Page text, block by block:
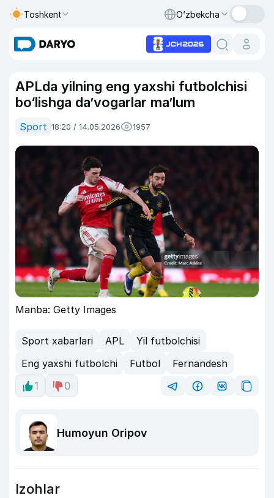
Toshkent O‘zbekcha
APLda yilning eng yaxshi futbolchisi
bo‘lishga da’vogarlar ma’lum
Sport 18:20 / 14.05.2026 1957
Manba: Getty Images
Sport xabarlari APL
Yil futbolchisi
Eng yaxshi futbolchi
Futbol
Fernandesh
1
0
Humoyun Oripov
Izohlar